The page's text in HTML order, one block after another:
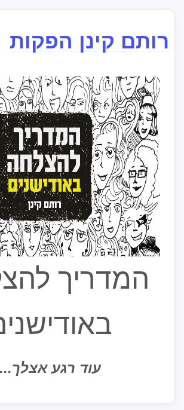
רותם קינן הפקות
המדריך
עוד רגע אצלך...